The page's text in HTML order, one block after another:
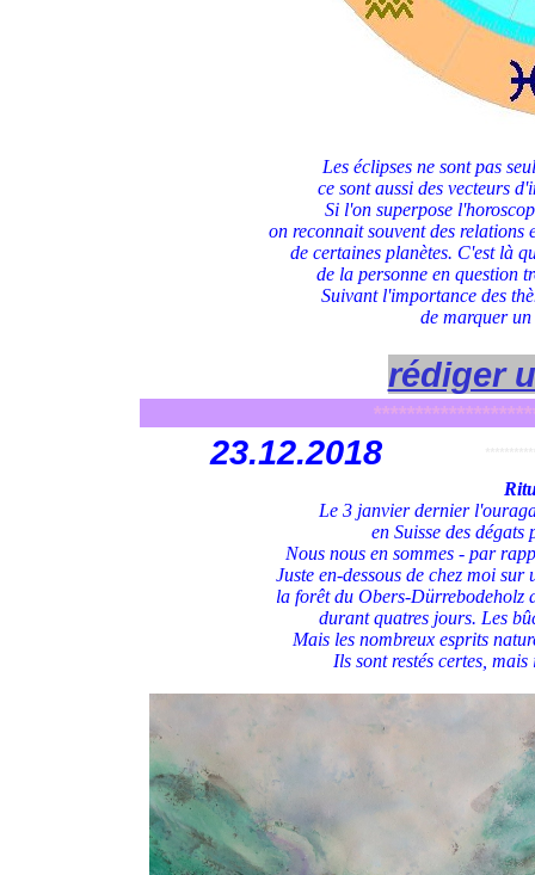
Les éclipses ne sont pas
ce sont aussi des vecteurs
Si l'on superpose
on reconnait souvent des relations
de certaines planètes. C'est là
de la personne en question
Suivant l'importance des
de marquer
rédiger
23.12.2018
Le 3 janvier dernier
en Suisse des
Nous nous en sommes - par
Juste en-dessous de chez moi
la forêt du Obers-Dürrebodeholz
durant quatres jours. Les
Mais les nombreux esprits
Ils sont restés certes,